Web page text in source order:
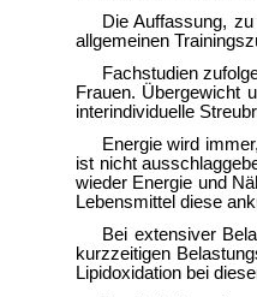
Die Auffassung,
allgemeinen
Fachstudien
Frauen. Übergewicht
interindividuelle
Energie wird
ist nicht
wieder Energie und
Lebensmittel diese
Bei extensiver
kurzzeitigen
Lipidoxidation bei